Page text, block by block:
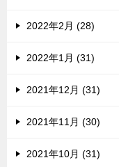
2022年2月 (28)
2022年1月 (31)
2021年12月 (31)
2021年11月 (30)
2021年10月 (31)